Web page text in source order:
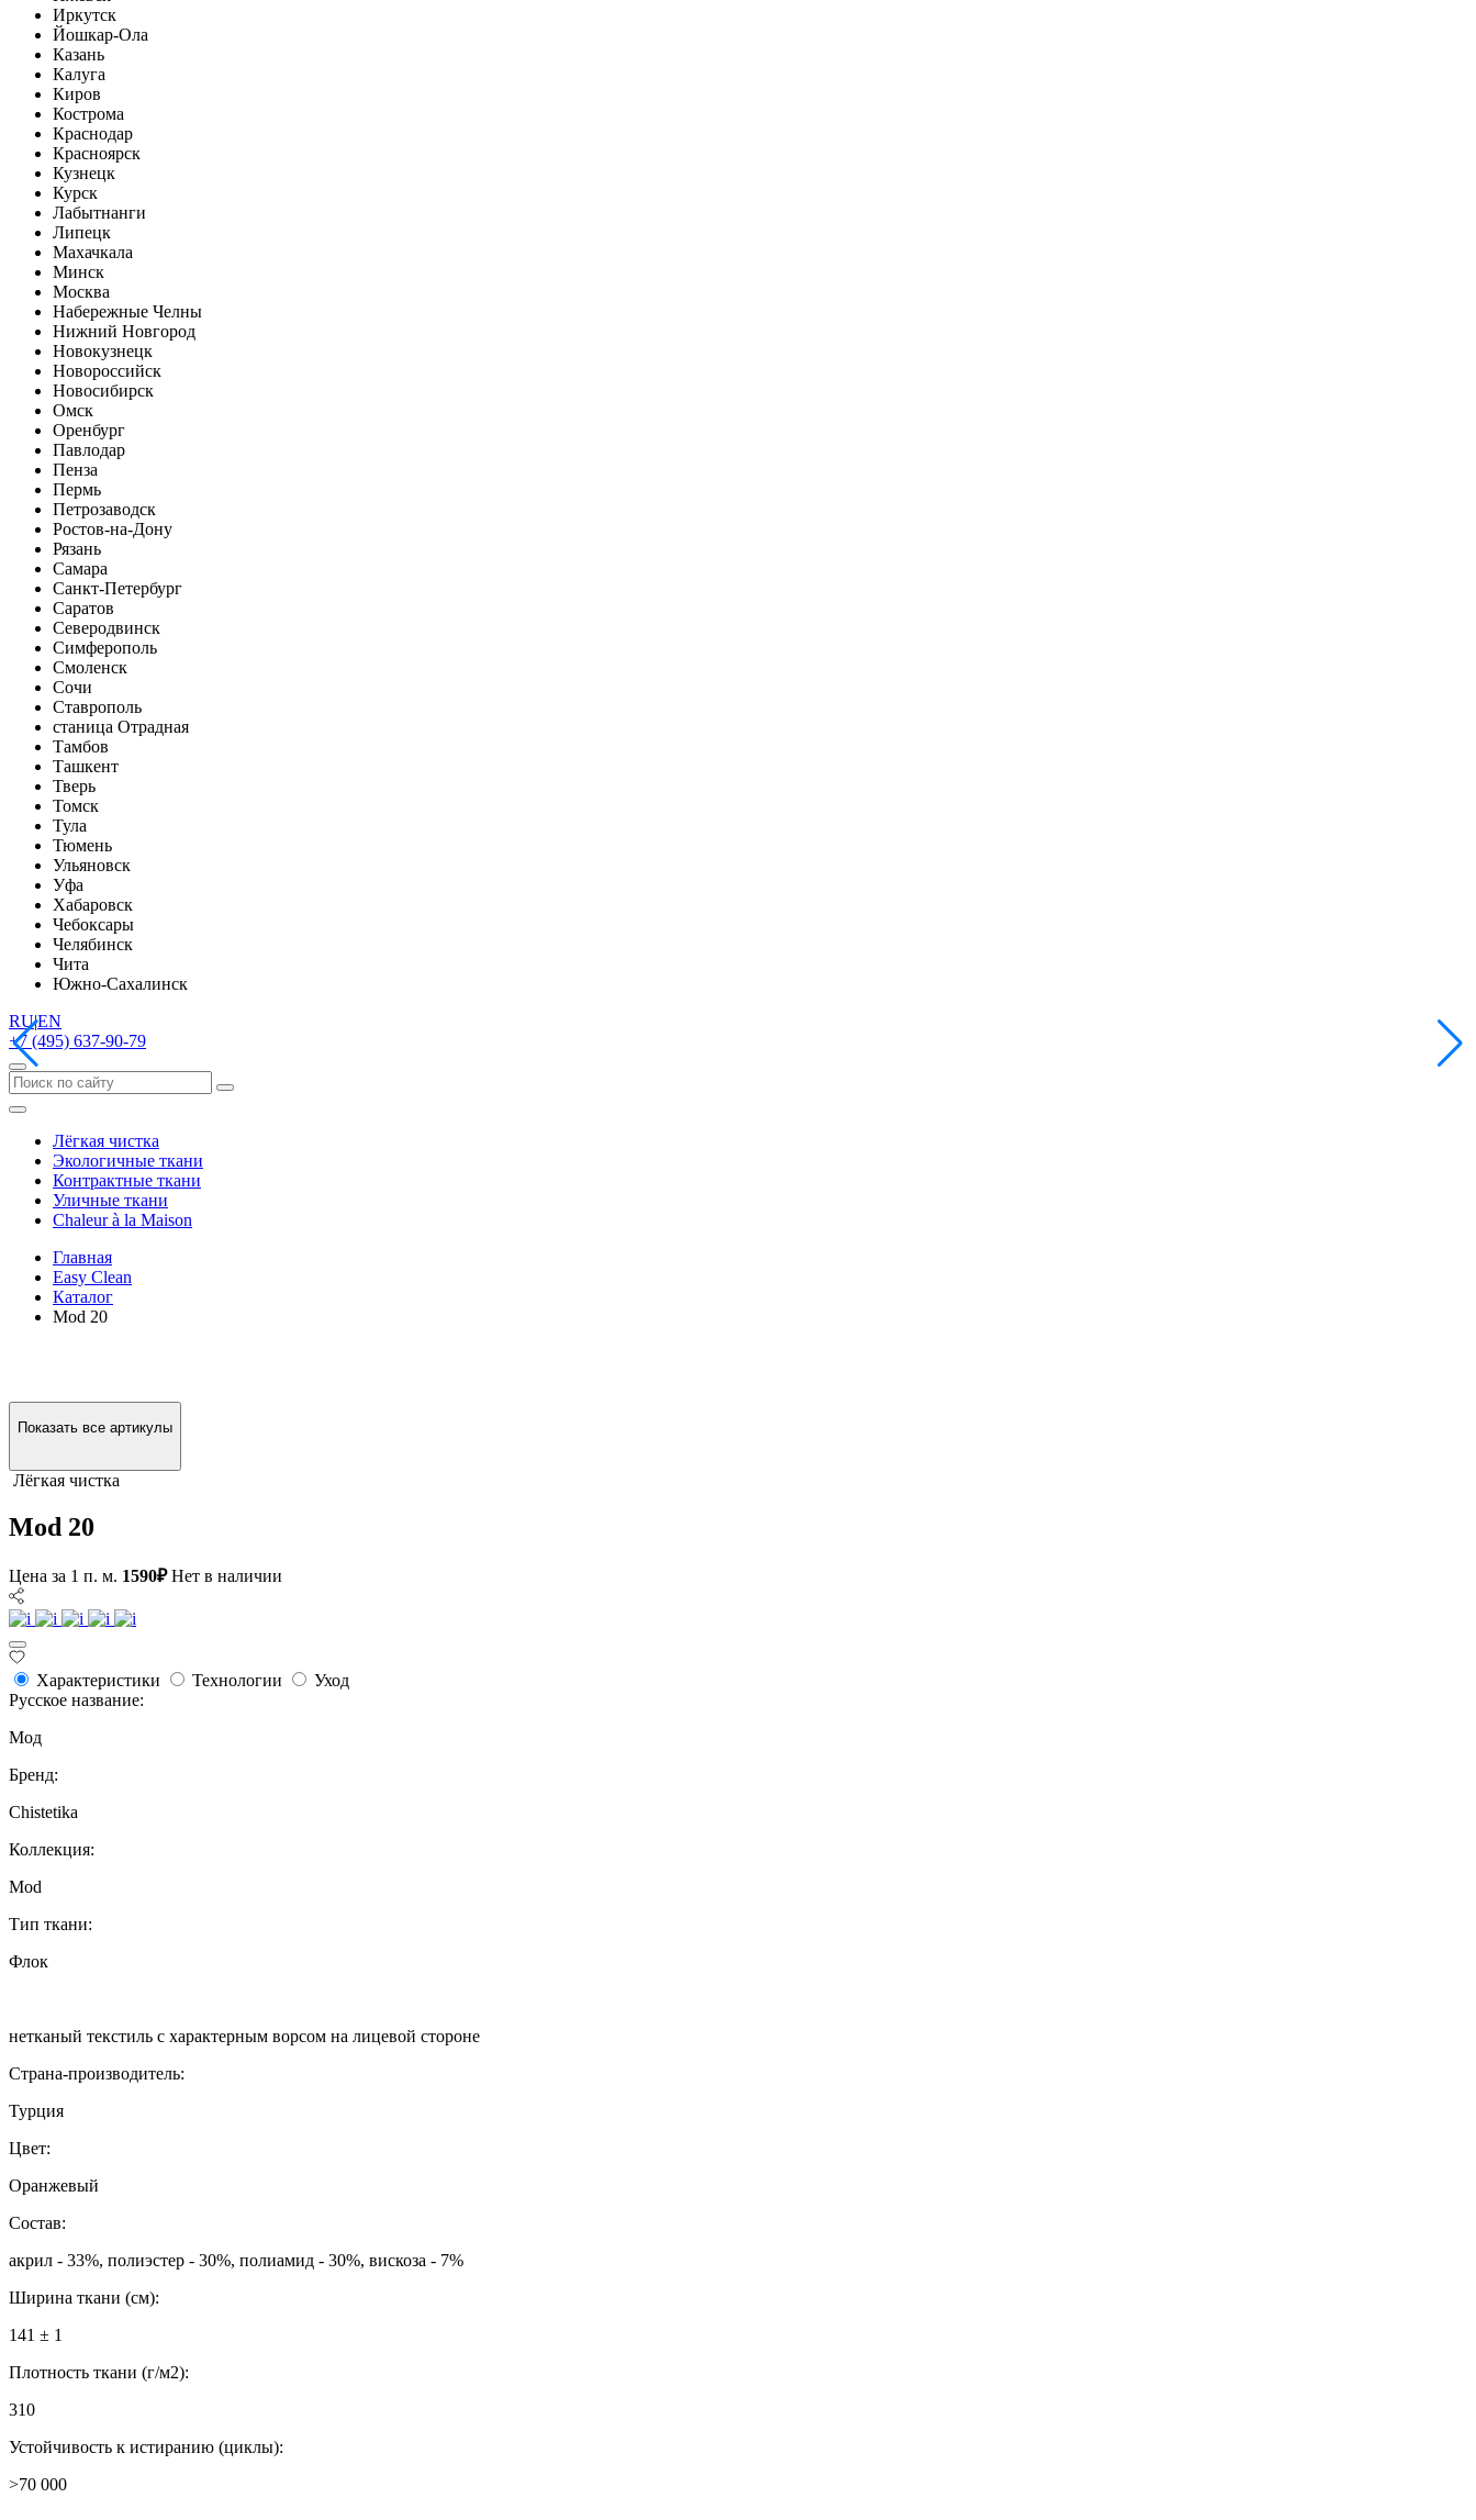
Иркутск
Йошкар-Ола
Казань
Калуга
Киров
Кострома
Краснодар
Красноярск
Кузнецк
Курск
Лабытнанги
Липецк
Махачкала
Минск
Москва
Набережные Челны
Нижний Новгород
Новокузнецк
Новороссийск
Новосибирск
Омск
Оренбург
Павлодар
Пенза
Пермь
Петрозаводск
Ростов-на-Дону
Рязань
Самара
Санкт-Петербург
Саратов
Северодвинск
Симферополь
Смоленск
Сочи
Ставрополь
станица Отрадная
Тамбов
Ташкент
Тверь
Томск
Тула
Тюмень
Ульяновск
Уфа
Хабаровск
Чебоксары
Челябинск
Чита
Южно-Сахалинск
RU|EN
+7 (495) 637-90-79
Лёгкая чистка
Экологичные ткани
Контрактные ткани
Уличные ткани
Сhaleur à la Maison
Главная
Easy Clean
Каталог
Mod 20
Показать все артикулы
Лёгкая чистка
Mod 20
Цена за 1 п. м. 1590₽ Нет в наличии
Характеристики Технологии
Уход
Русское название:
Мод
Бренд:
Chistetika
Коллекция:
Mod
Тип ткани:
Флок
нетканый текстиль с характерным ворсом на лицевой стороне
Страна-производитель:
Турция
Цвет:
Оранжевый
Состав:
акрил - 33%, полиэстер - 30%, полиамид - 30%, вискоза - 7%
Ширина ткани (см):
141 ± 1
Плотность ткани (г/м2):
310
Устойчивость к истиранию (циклы):
>70 000